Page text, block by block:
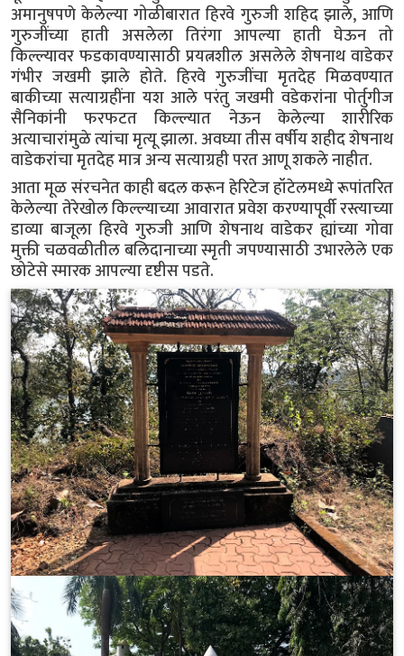
अमानुषपणे केलेल्या गोळीबारात हिरवे गुरुजी शहिद झाले, आणि
गुरुजींच्या हाती असलेला तिरंगा आपल्या हाती घेऊन तो
किल्ल्यावर फडकावण्यासाठी प्रयत्नशील असलेले शेषनाथ वाडेकर
गंभीर जखमी झाले होते. हिरवे गुरुजींचा मृतदेह मिळवण्यात
बाकीच्या सत्याग्रहींना यश आले परंतु जखमी वडेकरांना पोर्तुगीज
सैनिकांनी फरफटत किल्ल्यात नेऊन केलेल्या शारीरिक
अत्याचारांमुळे त्यांचा मृत्यू झाला. अवघ्या तीस वर्षीय शहीद शेषनाथ
वाडेकरांचा मृतदेह मात्र अन्य सत्याग्रही परत आणू शकले नाहीत.
आता मूळ संरचनेत काही बदल करून हेरिटेज हॉटेलमध्ये रूपांतरित
केलेल्या तेरेखोल किल्ल्याच्या आवारात प्रवेश करण्यापूर्वी रस्त्याच्या
डाव्या बाजूला हिरवे गुरुजी आणि शेषनाथ वाडेकर ह्यांच्या गोवा
मुक्ती चळवळीतील बलिदानाच्या स्मृती जपण्यासाठी उभारलेले एक
छोटेसे स्मारक आपल्या दृष्टीस पडते.